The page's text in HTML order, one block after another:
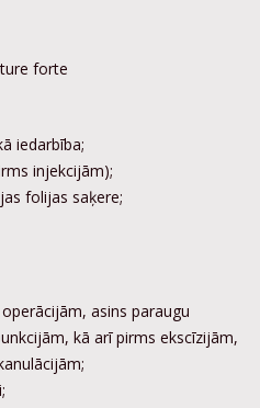
forte
iedarbība;
injekcijām);
folijas saķere;
asins paraugu
kā arī pirms ekscīzijām,